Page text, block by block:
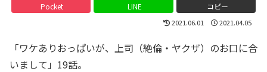
Pocket LINE コピー
2021.06.01 2021.04.05
「ワケありおっぱいが、上司（絶倫・ヤクザ）のお口に合
いまして」19話。